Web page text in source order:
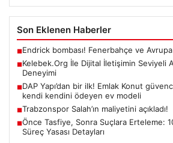
Son Eklenen Haberler
■Endrick bombası! Fenerbahçe ve
■Kelebek.Org İle Dijital İletişimin Seviyeli
Deneyimi
■DAP Yapı’dan bir ilk! Emlak Konut
kendi kendini ödeyen ev modeli
■Trabzonspor Salah’ın maliyetini açıkladı!
■Önce Tasfiye, Sonra Suçlara Erteleme:
Süreç Yasası Detayları